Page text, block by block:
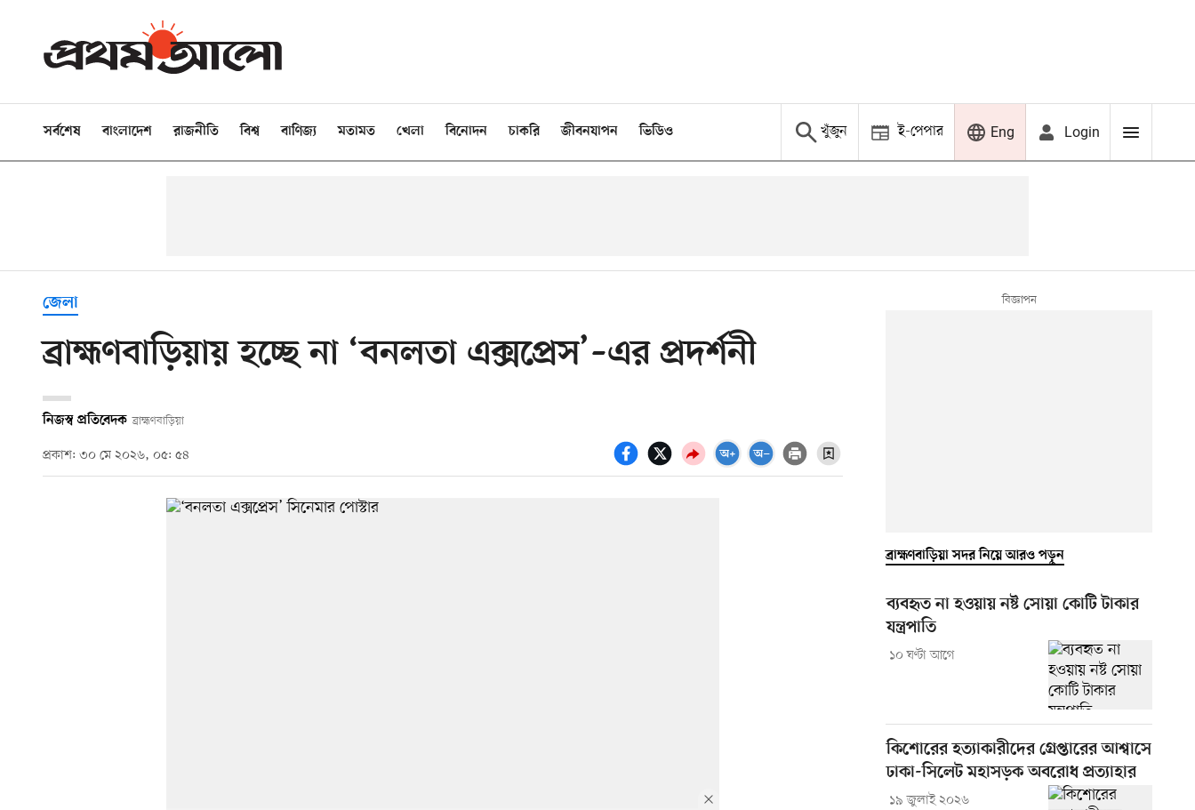
সর্বশেষ বাংলাদেশ রাজনীতি বিশ্ব বাণিজ্য মতামত খেলা বিনোদন চাকরি জীবনযাপন ভিডিও খুঁজুন ই-পেপার Eng Login
জেলা
ব্রাহ্মণবাড়িয়ায় হচ্ছে না ‘বনলতা এক্সপ্রেস’–এর প্রদর্শনী
নিজস্ব প্রতিবেদক ব্রাহ্মণবাড়িয়া
প্রকাশ: ৩০ মে ২০২৬, ০৫: ৫৪
ব্রাহ্মণবাড়িয়া সদর নিয়ে আরও পড়ুন
ব্যবহৃত না হওয়ায় নষ্ট সোয়া কোটি টাকার
যন্ত্রপাতি
১০ ঘণ্টা আগে
কিশোরের হত্যাকারীদের গ্রেপ্তারের আশ্বাসে
ঢাকা-সিলেট মহাসড়ক অবরোধ প্রত্যাহার
১৯ জুলাই ২০২৬